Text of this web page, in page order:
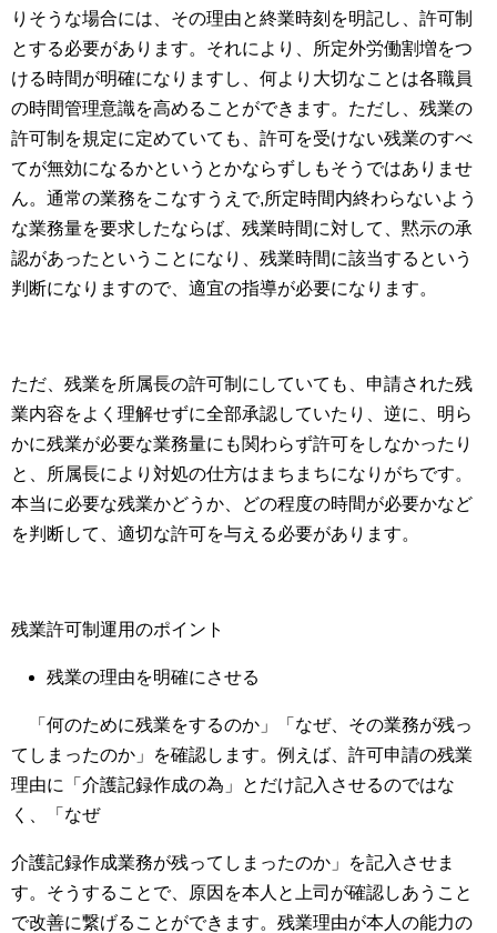
りそうな場合には、その理由と終業時刻を明記し、許可制
とする必要があります。それにより、所定外労働割増をつ
ける時間が明確になりますし、何より大切なことは各職員
の時間管理意識を高めることができます。ただし、残業の
許可制を規定に定めていても、許可を受けない残業のすべ
てが無効になるかというとかならずしもそうではありませ
ん。通常の業務をこなすうえで,所定時間内終わらないよう
な業務量を要求したならば、残業時間に対して、黙示の承
認があったということになり、残業時間に該当するという
判断になりますので、適宜の指導が必要になります。
ただ、残業を所属長の許可制にしていても、申請された残
業内容をよく理解せずに全部承認していたり、逆に、明ら
かに残業が必要な業務量にも関わらず許可をしなかったり
と、所属長により対処の仕方はまちまちになりがちです。
本当に必要な残業かどうか、どの程度の時間が必要かなど
を判断して、適切な許可を与える必要があります。
残業許可制運用のポイント
残業の理由を明確にさせる
「何のために残業をするのか」「なぜ、その業務が残っ
てしまったのか」を確認します。例えば、許可申請の残業
理由に「介護記録作成の為」とだけ記入させるのではな
く、「なぜ
介護記録作成業務が残ってしまったのか」を記入させま
す。そうすることで、原因を本人と上司が確認しあうこと
で改善に繋げることができます。残業理由が本人の能力の